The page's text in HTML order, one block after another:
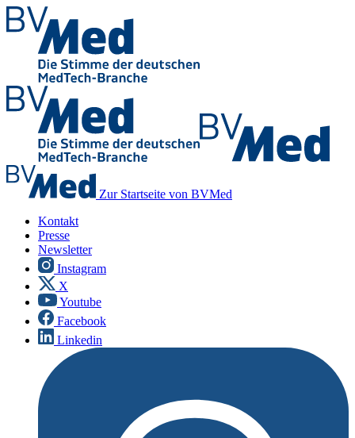
Zur Startseite von BVMed
Kontakt
Presse
Newsletter
Instagram
X
Youtube
Facebook
Linkedin